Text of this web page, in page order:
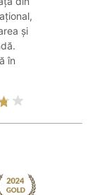
și
în